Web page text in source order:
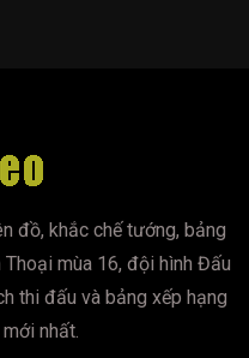
đồ, khắc chế tướng, bảng
mùa 16, đội hình Đấu
thi đấu và bảng xếp hạng
nhất.